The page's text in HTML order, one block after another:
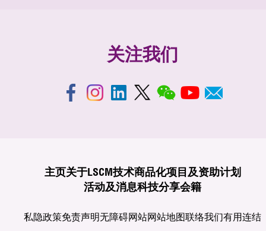
关注我们
主页关于LSCM技术商品化项目及资助计划
活动及消息科技分享会籍
私隐政策免责声明无障碍网站网站地图联络我们有用连结